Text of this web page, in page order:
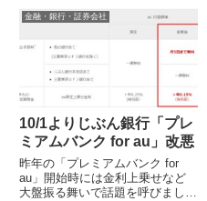
ょ現金が必要な場合があるの...
金融・銀行・証券会社
10/1よりじぶん銀行「プレ
ミアムバンク for au」改悪
昨年の「プレミアムバンク for
au」開始時には金利上乗せなど
大盤振る舞いで話題を呼びました